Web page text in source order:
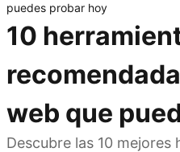
puedes probar hoy
10
web que
Descubre las 10 mejores